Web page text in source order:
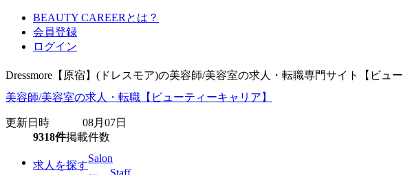
BEAUTY CAREERとは？
会員登録
ログイン
Dressmore【原宿】(ドレスモア)の美容師/美容室の求人・転職専門サイト【ビュ
美容師/美容室の求人・転職【ビューティーキャリア】
更新日時 08月07日
9318件掲載件数
求人を探す
Salon
Staff